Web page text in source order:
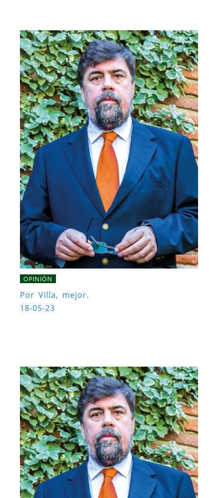
OPINIÓN
Por Villa, mejor.
18-05-23